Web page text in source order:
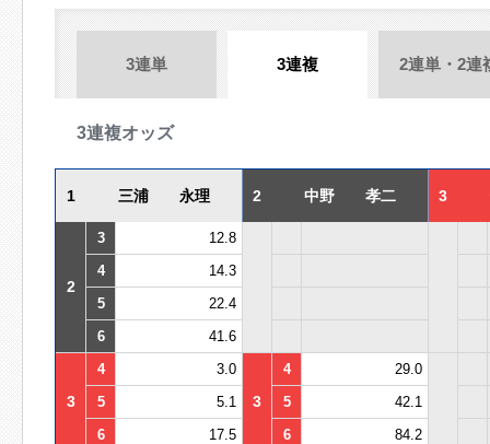
3連単 3連複 2連単・2連
3連複オッズ
1 三浦 永理 2 中野 孝二 3
2
3
12.8
4
14.3
5
22.4
6
41.6
3
4 3.0
3
4
29.0
5
5.1 5
42.1
6
17.5 6 84.2